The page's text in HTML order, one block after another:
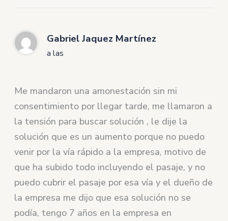
Gabriel Jaquez Martínez
a las
Me mandaron una amonestación sin mi
consentimiento por llegar tarde, me llamaron a
la tensión para buscar solución , le dije la
solución que es un aumento porque no puedo
venir por la vía rápido a la empresa, motivo de
que ha subido todo incluyendo el pasaje, y no
puedo cubrir el pasaje por esa vía y el dueño de
la empresa me dijo que esa solución no se
podía, tengo 7 años en la empresa en